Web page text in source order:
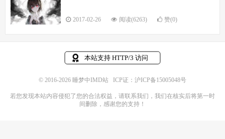
2017-02-26 阅读(6263) 赞(0)
© 2016-2026 睡梦中IMD站 ICP证：沪ICP备15005048号
若您发现本站内容侵犯了您的合法权益，请联系我们 ，我们在核实后将第一时
间删除，感谢您的支持！